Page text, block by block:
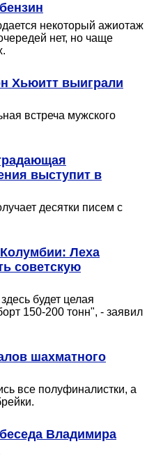
некоторый ажиотаж
нет, но чаще
Хьюитт выиграли
встреча мужского
выступит в
десятки писем с
Леха
советскую
будет целая
150-200 тонн", - заявил
шахматного
все полуфиналистки, а
Владимира